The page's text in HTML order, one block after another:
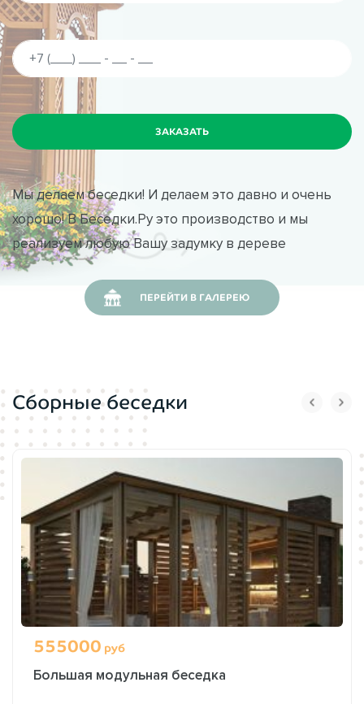
Мы делаем беседки! И делаем это давно и очень
хорошо! В Беседки.Ру это производство и мы
реализуем любую Вашу задумку в дереве
ПЕРЕЙТИ В ГАЛЕРЕЮ
Сборные беседки
555000 руб
Большая модульная беседка